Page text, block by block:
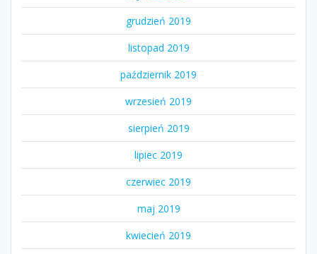
grudzień 2019
listopad 2019
październik 2019
wrzesień 2019
sierpień 2019
lipiec 2019
czerwiec 2019
maj 2019
kwiecień 2019